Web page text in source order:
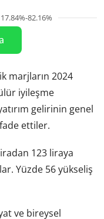
82.16%
marjların 2024
iyileşme
gelirinin genel
ettiler.
123 liraya
Yüzde 56 yükseliş
ve bireysel